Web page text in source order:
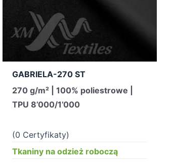
GABRIELA-270 ST
270 g/m² | 100% poliestrowe |
TPU 8’000/1’000
(0 Certyfikaty)
Tkaniny na odzież roboczą